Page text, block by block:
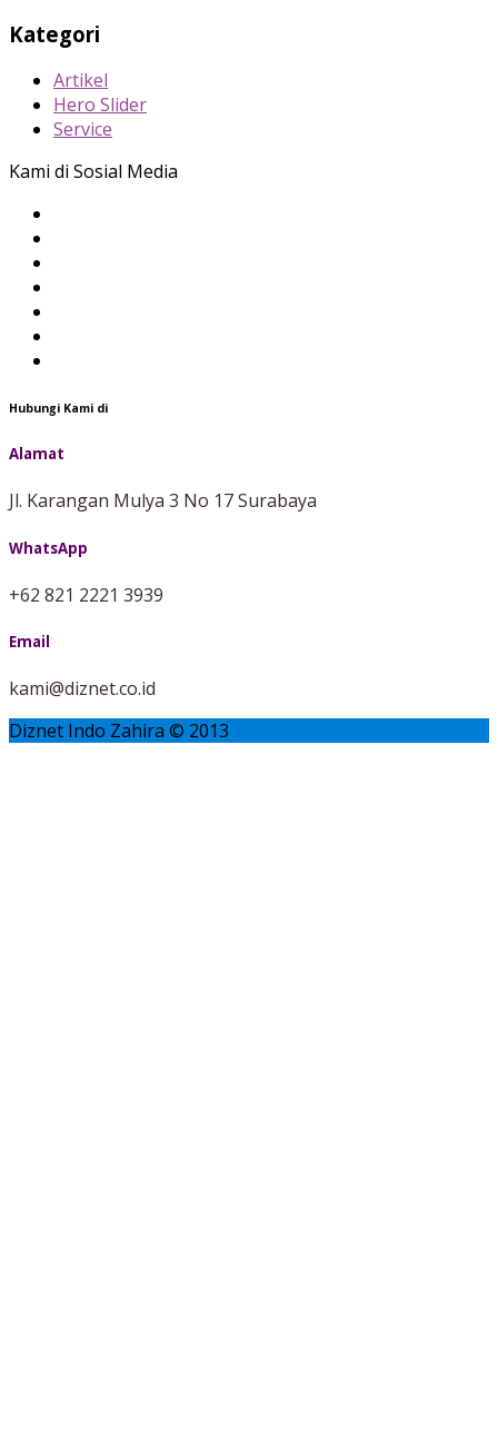
Kategori
Artikel
Hero Slider
Service
Kami di Sosial Media
Hubungi Kami di
Alamat
Jl. Karangan Mulya 3 No 17 Surabaya
WhatsApp
+62 821 2221 3939
Email
kami@diznet.co.id
Diznet Indo Zahira © 2013